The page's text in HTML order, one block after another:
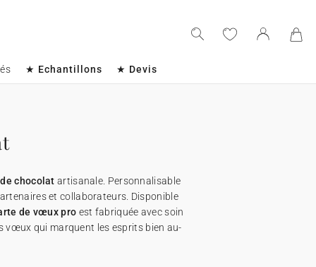
★ Echantillons ★ Devis
chocolat artisanale. Personnalisable
et collaborateurs. Disponible
de vœux pro est fabriquée avec soin
vœux qui marquent les esprits bien au-